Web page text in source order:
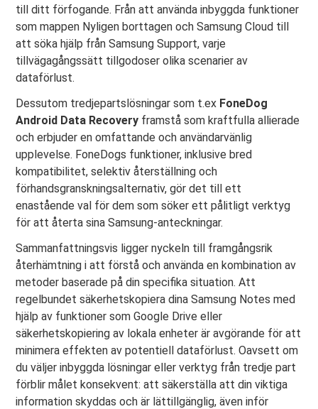
till ditt förfogande. Från att använda inbyggda funktioner
som mappen Nyligen borttagen och Samsung Cloud till
att söka hjälp från Samsung Support, varje
tillvägagångssätt tillgodoser olika scenarier av
dataförlust.
Dessutom tredjepartslösningar som t.ex FoneDog
Android Data Recovery framstå som kraftfulla allierade
och erbjuder en omfattande och användarvänlig
upplevelse. FoneDogs funktioner, inklusive bred
kompatibilitet, selektiv återställning och
förhandsgranskningsalternativ, gör det till ett
enastående val för dem som söker ett pålitligt verktyg
för att återta sina Samsung-anteckningar.
Sammanfattningsvis ligger nyckeln till framgångsrik
återhämtning i att förstå och använda en kombination av
metoder baserade på din specifika situation. Att
regelbundet säkerhetskopiera dina Samsung Notes med
hjälp av funktioner som Google Drive eller
säkerhetskopiering av lokala enheter är avgörande för att
minimera effekten av potentiell dataförlust. Oavsett om
du väljer inbyggda lösningar eller verktyg från tredje part
förblir målet konsekvent: att säkerställa att din viktiga
information skyddas och är lättillgänglig, även inför